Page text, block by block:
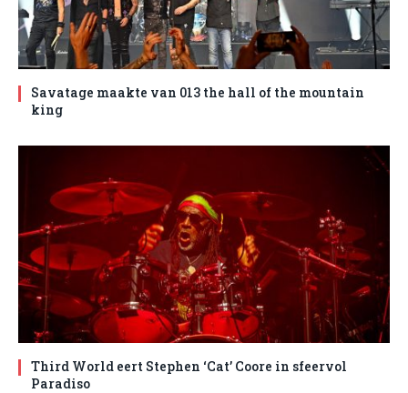
Savatage maakte van 013 the hall of the mountain
king
Third World eert Stephen ‘Cat’ Coore in sfeervol
Paradiso